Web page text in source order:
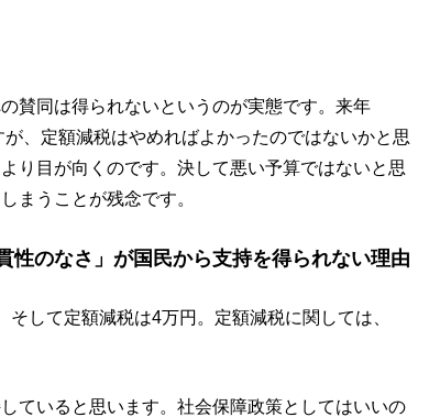
賛同は得られないというのが実態です。来年
、定額減税はやめればよかったのではないかと思
り目が向くのです。決して悪い予算ではないと思
まうことが残念です。
性のなさ」が国民から支持を得られない理由
して定額減税は4万円。定額減税に関しては、
ていると思います。社会保障政策としてはいいの